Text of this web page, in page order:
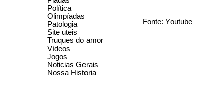
Política
Olimpíadas
Patologia
Site uteis
Truques do amor
Vídeos
Jogos
Noticias Gerais
Nossa Historia
Fonte: Youtube